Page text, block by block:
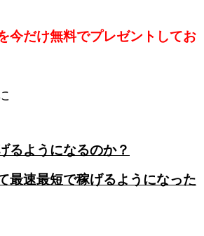
今だけ無料でプレゼントしてお
るようになるのか？
最速最短で稼げるようになった